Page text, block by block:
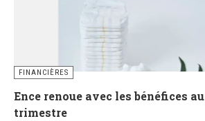
FINANCIÈRES
Ence renoue avec les bénéfices
trimestre